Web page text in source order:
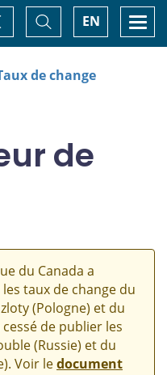
EN
Basculer
la
recherche
de change
de
du Canada a
taux de change du
(Pologne) et du
de publier les
(Russie) et du
Voir ledocument